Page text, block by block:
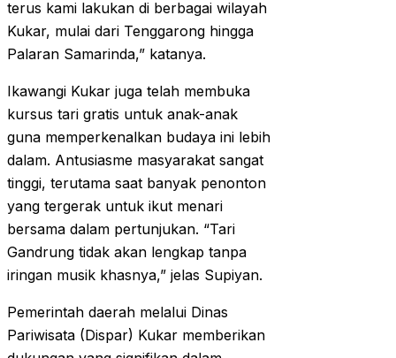
terus kami lakukan di berbagai wilayah
Kukar, mulai dari Tenggarong hingga
Palaran Samarinda,” katanya.
Ikawangi Kukar juga telah membuka
kursus tari gratis untuk anak-anak
guna memperkenalkan budaya ini lebih
dalam. Antusiasme masyarakat sangat
tinggi, terutama saat banyak penonton
yang tergerak untuk ikut menari
bersama dalam pertunjukan. “Tari
Gandrung tidak akan lengkap tanpa
iringan musik khasnya,” jelas Supiyan.
Pemerintah daerah melalui Dinas
Pariwisata (Dispar) Kukar memberikan